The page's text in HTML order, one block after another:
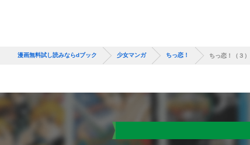
漫画無料試し読みならdブック 少女マンガ ちっ恋！ ちっ恋！（３）